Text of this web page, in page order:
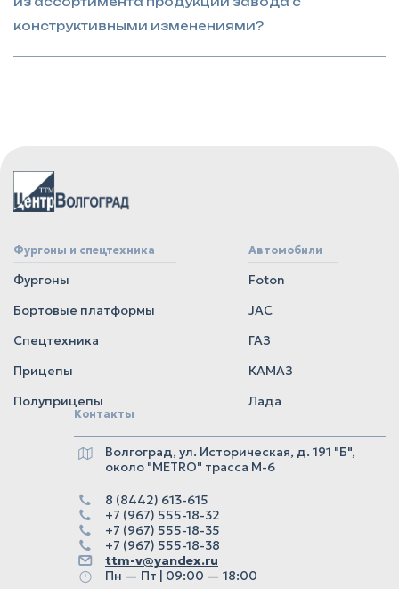
конструктивными изменениями?
Фургоны и спецтехника
Фургоны
Бортовые платформы
Спецтехника
Прицепы
Полуприцепы
Автомобили
Foton
JAC
ГАЗ
КАМАЗ
Лада
Контакты
Волгоград, ул. Историческая, д. 191 "Б",
около "METRO" трасса М-6
8 (8442) 613-615
+7 (967) 555-18-32
+7 (967) 555-18-35
+7 (967) 555-18-38
ttm-v@yandex.ru
Пн — Пт | 09:00 — 18:00